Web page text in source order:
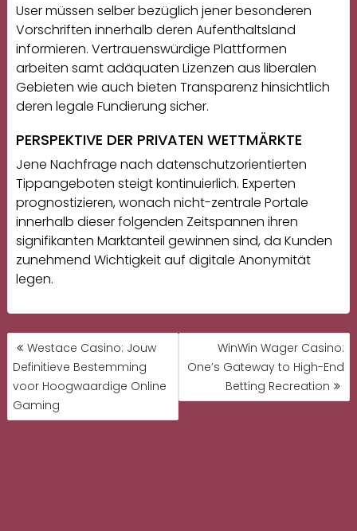
User müssen selber bezüglich jener besonderen
Vorschriften innerhalb deren Aufenthaltsland
informieren. Vertrauenswürdige Plattformen
arbeiten samt adäquaten Lizenzen aus liberalen
Gebieten wie auch bieten Transparenz hinsichtlich
deren legale Fundierung sicher.
PERSPEKTIVE DER PRIVATEN WETTMÄRKTE
Jene Nachfrage nach datenschutzorientierten
Tippangeboten steigt kontinuierlich. Experten
prognostizieren, wonach nicht-zentrale Portale
innerhalb dieser folgenden Zeitspannen ihren
signifikanten Marktanteil gewinnen sind, da Kunden
zunehmend Wichtigkeit auf digitale Anonymität
legen.
BEITRAGSNAVIGATION
Westace Casino: Jouw
Definitieve Bestemming
voor Hoogwaardige Online
Gaming
WinWin Wager Casino:
One’s Gateway to High-End
Betting Recreation